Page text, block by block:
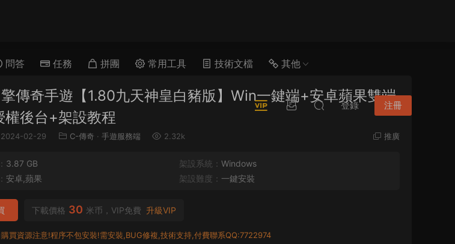
問答 任務 拼團 常用工具 技術文檔 其他
登錄 注冊
傳奇手遊【1.80九天神皇白豬版】Win一鍵端+安卓蘋果雙端
權後台+架設教程
2024-02-29 C-傳奇 · 手遊服務端 2.32k 推廣
3.87 GB 架設系統： Windows
安卓,蘋果 架設難度： 一鍵安裝
下載價格 30 米币，VIP免費 升級VIP
買資源注意!程序不包安裝!需安裝,BUG修複,技術支持,付費聯系QQ:7722974